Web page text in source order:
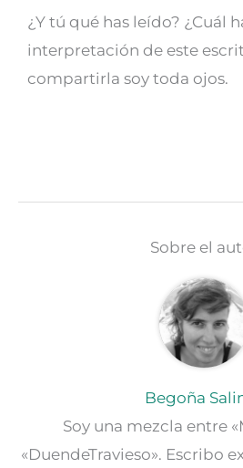
¿Y tú qué has leído? ¿Cuál
interpretación de este
compartirla soy toda ojos.
Sobre el
Begoña
Soy una mezcla entre
«DuendeTravieso». Escribo